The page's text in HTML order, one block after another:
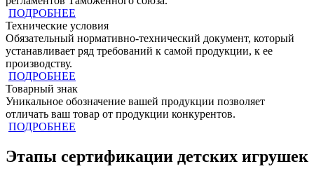
ПОДРОБНЕЕ
Технические условия
Обязательный нормативно-технический документ, который
устанавливает ряд требований к самой продукции, к ее
производству.
ПОДРОБНЕЕ
Товарный знак
Уникальное обозначение вашей продукции позволяет
отличать ваш товар от продукции конкурентов.
ПОДРОБНЕЕ
Этапы сертификации детских игрушек